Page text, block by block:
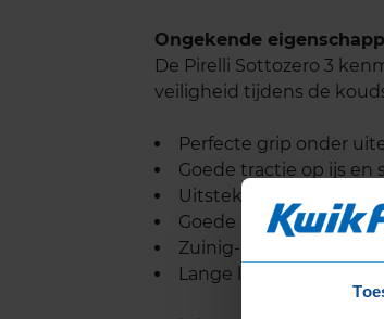
Ongekende
De Pirelli Sottozero 3
veiligheid tijdens de
Perfecte grip onder
Goede tractie op ijs en
Uitstekende
Goede bescherming
Zuinig- en
Lange levensduur